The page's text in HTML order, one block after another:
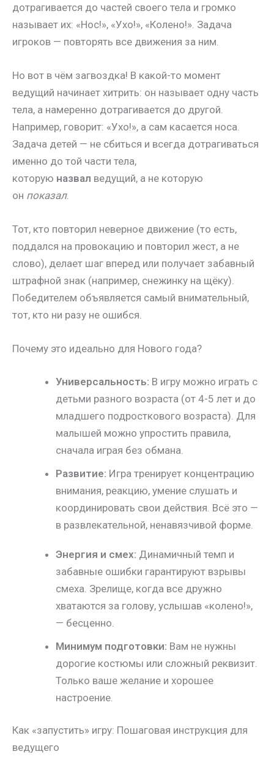
дотрагивается до частей своего тела и громко
называет их: «Нос!», «Ухо!», «Колено!». Задача
игроков — повторять все движения за ним.
Но вот в чём загвоздка! В какой-то момент
ведущий начинает хитрить: он называет одну часть
тела, а намеренно дотрагивается до другой.
Например, говорит: «Ухо!», а сам касается носа.
Задача детей — не сбиться и всегда дотрагиваться
именно до той части тела,
которую назвал ведущий, а не которую
он показал.
Тот, кто повторил неверное движение (то есть,
поддался на провокацию и повторил жест, а не
слово), делает шаг вперед или получает забавный
штрафной знак (например, снежинку на щёку).
Победителем объявляется самый внимательный,
тот, кто ни разу не ошибся.
Почему это идеально для Нового года?
Универсальность: В игру можно играть с
детьми разного возраста (от 4-5 лет и до
младшего подросткового возраста). Для
малышей можно упростить правила,
сначала играя без обмана.
Развитие: Игра тренирует концентрацию
внимания, реакцию, умение слушать и
координировать свои действия. Всё это —
в развлекательной, ненавязчивой форме.
Энергия и смех: Динамичный темп и
забавные ошибки гарантируют взрывы
смеха. Зрелище, когда все дружно
хватаются за голову, услышав «колено!»,
— бесценно.
Минимум подготовки: Вам не нужны
дорогие костюмы или сложный реквизит.
Только ваше желание и хорошее
настроение.
Как «запустить» игру: Пошаговая инструкция для
ведущего